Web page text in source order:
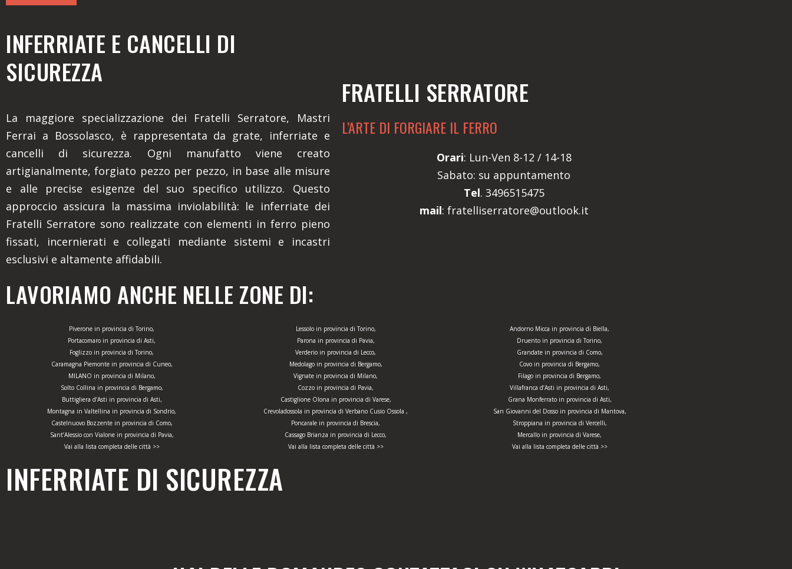
INFERRIATE E CANCELLI DI
SICUREZZA
La maggiore specializzazione dei Fratelli Serratore, Mastri
Ferrai a Bossolasco, è rappresentata da grate, inferriate e
cancelli di sicurezza. Ogni manufatto viene creato
artigianalmente, forgiato pezzo per pezzo, in base alle misure
e alle precise esigenze del suo specifico utilizzo. Questo
approccio assicura la massima inviolabilità: le inferriate dei
Fratelli Serratore sono realizzate con elementi in ferro pieno
fissati, incernierati e collegati mediante sistemi e incastri
esclusivi e altamente affidabili.
FRATELLI SERRATORE
L’ARTE DI FORGIARE IL FERRO
Orari: Lun-Ven 8-12 / 14-18
Sabato: su appuntamento
Tel. 3496515475
mail: fratelliserratore@outlook.it
LAVORIAMO ANCHE NELLE ZONE DI:
Piverone in provincia di Torino,
Portacomaro in provincia di Asti,
Foglizzo in provincia di Torino,
Caramagna Piemonte in provincia di Cuneo,
MILANO in provincia di Milano,
Solto Collina in provincia di Bergamo,
Buttigliera d’Asti in provincia di Asti,
Montagna in Valtellina in provincia di Sondrio,
Castelnuovo Bozzente in provincia di Como,
Sant’Alessio con Vialone in provincia di Pavia,
Vai alla lista completa delle città >>
Lessolo in provincia di Torino,
Parona in provincia di Pavia,
Verderio in provincia di Lecco,
Medolago in provincia di Bergamo,
Vignate in provincia di Milano,
Cozzo in provincia di Pavia,
Castiglione Olona in provincia di Varese,
Crevoladossola in provincia di Verbano Cusio Ossola ,
Poncarale in provincia di Brescia,
Cassago Brianza in provincia di Lecco,
Vai alla lista completa delle città >>
Andorno Micca in provincia di Biella,
Druento in provincia di Torino,
Grandate in provincia di Como,
Covo in provincia di Bergamo,
Filago in provincia di Bergamo,
Villafranca d’Asti in provincia di Asti,
Grana Monferrato in provincia di Asti,
San Giovanni del Dosso in provincia di Mantova,
Stroppiana in provincia di Vercelli,
Mercallo in provincia di Varese,
Vai alla lista completa delle città >>
INFERRIATE DI SICUREZZA